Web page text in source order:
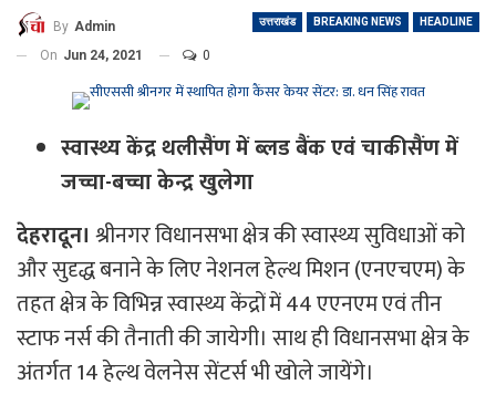
उत्तराखंड BREAKING NEWS HEADLINE
By Admin
On Jun 24, 2021 0
स्वास्थ्य केंद्र थलीसैंण में ब्लड बैंक एवं चाकीसैंण में
जच्चा-बच्चा केन्द्र खुलेगा
देहरादून। श्रीनगर विधानसभा क्षेत्र की स्वास्थ्य सुविधाओं को
और सुदृद्ध बनाने के लिए नेशनल हेल्थ मिशन (एनएचएम) के
तहत क्षेत्र के विभिन्न स्वास्थ्य केंद्रों में 44 एएनएम एवं तीन
स्टाफ नर्स की तैनाती की जायेगी। साथ ही विधानसभा क्षेत्र के
अंतर्गत 14 हेल्थ वेलनेस सेंटर्स भी खोले जायेंगे।